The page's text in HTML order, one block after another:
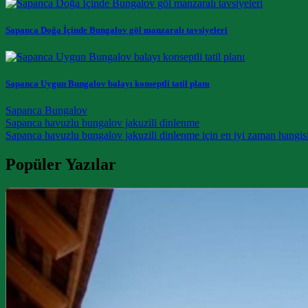
Sapanca Doğa İçinde Bungalov göl manzaralı tavsiyeleri
Sapanca Uygun Bungalov balayı konseptli tatil planı
Sapanca Bungalov
Post navigation
Sapanca havuzlu bungalov jakuzili dinlenme
Sapanca havuzlu bungalov jakuzili dinlenme için en iyi zaman
Popüler Yazılar